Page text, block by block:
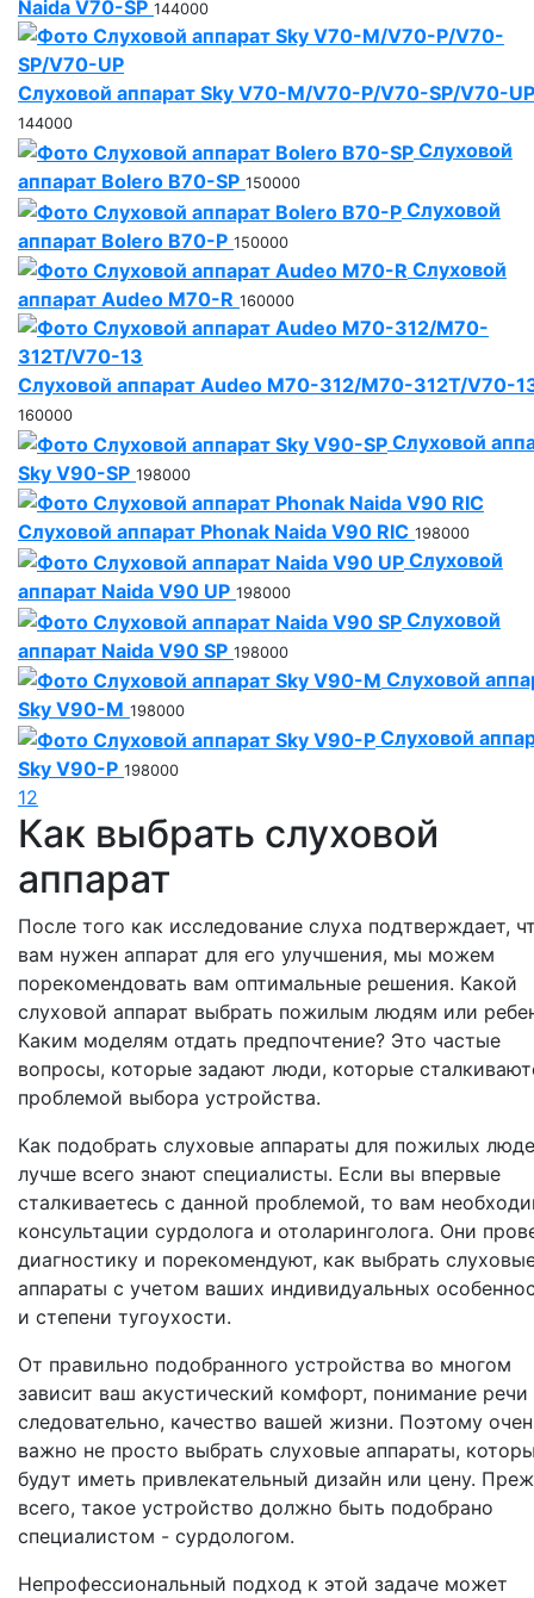
Naida V70-SP 144000
Слуховой аппарат Sky V70-M/V70-P/V70-SP/V70-UP
144000
Слуховой
аппарат Bolero B70-SP 150000
Слуховой
аппарат Bolero B70-P 150000
Слуховой
аппарат Audeo М70-R 160000
Слуховой аппарат Audeo M70-312/M70-312T/V70-
160000
Слуховой
Sky V90-SP 198000
Слуховой аппарат Phonak Naida V90 RIC 198000
Слуховой
аппарат Naida V90 UP 198000
Слуховой
аппарат Naida V90 SP 198000
Слуховой
Sky V90-M 198000
Слуховой
Sky V90-P 198000
12
Как выбрать слуховой
аппарат
После того как исследование слуха подтверждает,
вам нужен аппарат для его улучшения, мы можем
порекомендовать вам оптимальные решения. Какой
слуховой аппарат выбрать пожилым людям или
Каким моделям отдать предпочтение? Это частые
вопросы, которые задают люди, которые
проблемой выбора устройства.
Как подобрать слуховые аппараты для пожилых
лучше всего знают специалисты. Если вы впервые
сталкиваетесь с данной проблемой, то вам
консультации сурдолога и отоларинголога. Они
диагностику и порекомендуют, как выбрать
аппараты с учетом ваших индивидуальных
и степени тугоухости.
От правильно подобранного устройства во многом
зависит ваш акустический комфорт, понимание речи
следовательно, качество вашей жизни. Поэтому
важно не просто выбрать слуховые аппараты,
будут иметь привлекательный дизайн или цену.
всего, такое устройство должно быть подобрано
специалистом - сурдологом.
Непрофессиональный подход к этой задаче может